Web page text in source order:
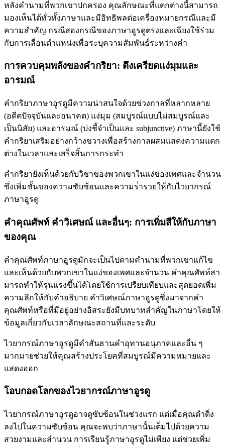
หลังคํานามที่พวกเขาปกครอง คุณลักษณะที่แตกต่างนี้สามารถ
มองเห็นได้ทั่วทั้งภาษาและมีอิทธิพลต่อเครื่องหมายกรณีและมี
ความสําคัญ กรณีสองกรณีของภาษาอูรดูตรงและเฉียงใช้ร่วม
กับการเลื่อนตำแหน่งเพื่อระบุความสัมพันธ์ระหว่างคำ
การควบคุมพลังของคํากริยา: ตึงเครียดแง่มุมและ
อารมณ์
คํากริยาภาษาอูรดูมีความน่าสนใจด้วยช่วงกาลที่หลากหลาย
(อดีตปัจจุบันและอนาคต) แง่มุม (สมบูรณ์แบบไม่สมบูรณ์และ
เป็นนิสัย) และอารมณ์ (บ่งชี้จําเป็นและ subjunctive) ภาษานี้ยังใช้
คํากริยาเสริมอย่างกว้างขวางเพื่อสร้างกาลผสมแสดงความแตก
ต่างในเวลาและเสร็จสิ้นการกระทํา
คํากริยายังเห็นด้วยกับวิชาของพวกเขาในแง่ของเพศและจํานวน
ซึ่งเพิ่มชั้นของความซับซ้อนและความร่ํารวยให้กับไวยากรณ์
ภาษาอูรดู
คําคุณศัพท์ คําวิเศษณ์ และอื่นๆ: การเพิ่มสีให้กับภาษา
ของคุณ
คําคุณศัพท์ภาษาอูรดูมักจะเป็นไปตามคํานามที่พวกเขาแก้ไข
และเห็นด้วยกับพวกเขาในแง่ของเพศและจํานวน คําคุณศัพท์สา
มารถทําให้รุนแรงขึ้นได้โดยใช้การเปรียบเทียบและสุดยอดเพิ่ม
ความลึกให้กับคําอธิบาย คําวิเศษณ์ภาษาอูรดูซึ่งมาจากคํา
คุณศัพท์หรือที่มีอยู่อย่างอิสระยังมีบทบาทสําคัญในภาษาโดยให้
ข้อมูลเกี่ยวกับเวลาลักษณะสถานที่และระดับ
ไวยากรณ์ภาษาอูรดูมีคําสันธานคําอุทานอนุภาคและอื่น ๆ
มากมายช่วยให้คุณสร้างประโยคที่สมบูรณ์มีความหมายและ
แสดงออก
โอบกอดโลกของไวยากรณ์ภาษาอูรดู
ไวยากรณ์ภาษาอูรดูอาจดูซับซ้อนในช่วงแรก แต่เมื่อคุณดำดิ่ง
ลงไปในความซับซ้อน คุณจะพบว่าภาษานั้นเต็มไปด้วยความ
สวยงามและสำนวน การเรียนรู้ภาษาอูรดูไม่เพียง แต่ช่วยเพิ่ม